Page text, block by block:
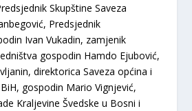
Skupštine Saveza
Predsjednik
Ivan Vukadin, zamjenik
gospodin Hamdo Ejubović,
direktorica Saveza općina i
gospodin Mario Vignjević,
Kraljevine Švedske u Bosni i